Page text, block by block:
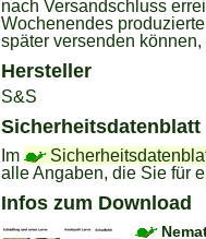
nach Versandschluss
Wochenendes
später versenden
Hersteller
S&S
Sicherheitsdatenblatt
Im
alle Angaben, die Sie für
Infos zum Download